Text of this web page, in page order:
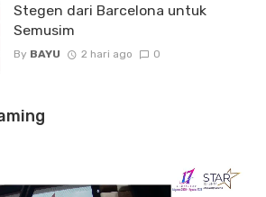
Stegen dari Barcelona untuk
Semusim
By BAYU 2 hari ago 0